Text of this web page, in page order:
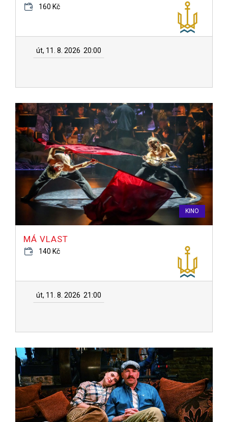
160 Kč
út, 11. 8. 2026 20:00
KINO
MÁ VLAST
140 Kč
út, 11. 8. 2026 21:00